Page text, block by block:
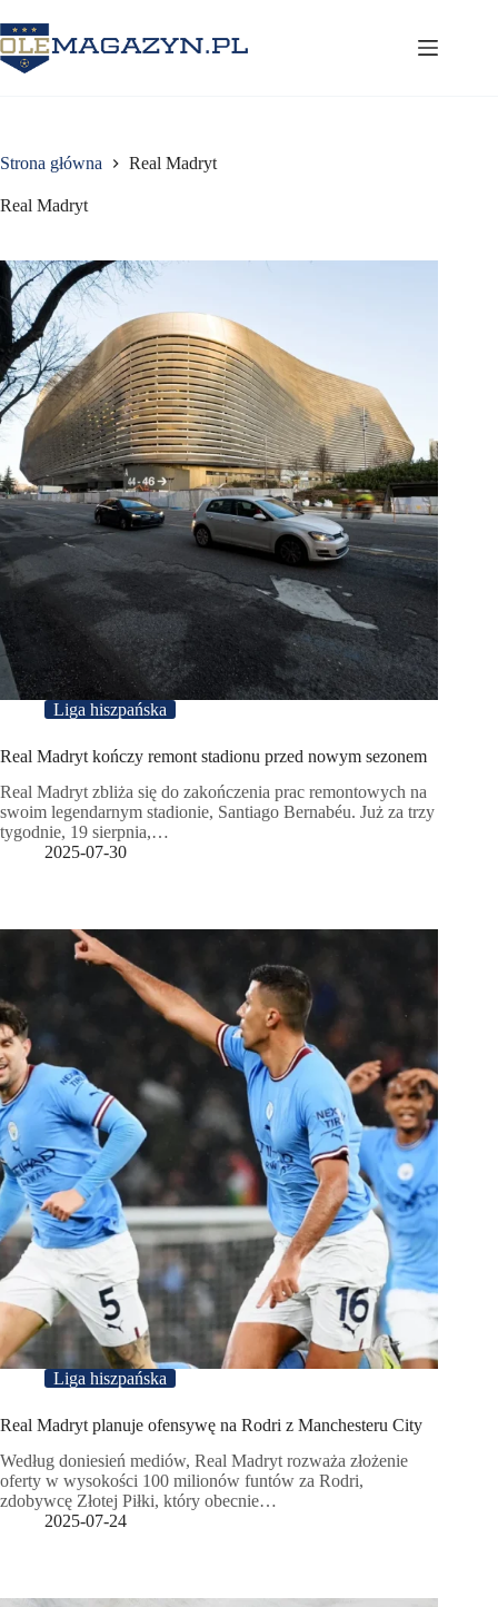
do
treści
Strona główna Real Madryt
Real Madryt
Liga hiszpańska
Real Madryt kończy remont stadionu przed nowym sezonem
Real Madryt zbliża się do zakończenia prac remontowych na
swoim legendarnym stadionie, Santiago Bernabéu. Już za trzy
tygodnie, 19 sierpnia,…
2025-07-30
Liga hiszpańska
Real Madryt planuje ofensywę na Rodri z Manchesteru City
Według doniesień mediów, Real Madryt rozważa złożenie
oferty w wysokości 100 milionów funtów za Rodri,
zdobywcę Złotej Piłki, który obecnie…
2025-07-24